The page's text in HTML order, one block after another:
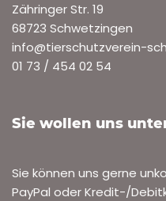
Zähringer Str. 19
68723 Schwetzingen
info@tierschutzverein-
01 73 / 454 02 54
Sie wollen uns
Sie können uns gerne
PayPal oder Kredit-/